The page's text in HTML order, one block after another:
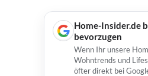
Home-Insider.de
bevorzugen
Wenn Ihr unsere
Wohntrends und
öfter direkt bei